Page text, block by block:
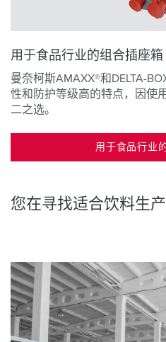
用于食品行业的组合插座箱
曼奈柯斯AMAXX®和DELTA-
性和防护等级高的特点，因使
二之选。
用于食品行业
您在寻找适合饮料生